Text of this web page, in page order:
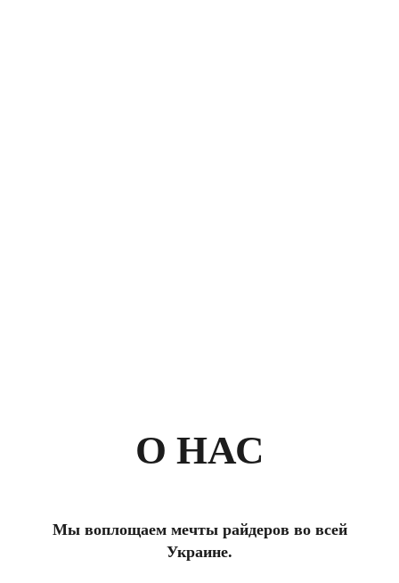
О НАС
Мы воплощаем мечты райдеров во всей
Украине.